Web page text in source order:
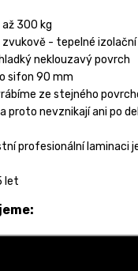
300 kg
zvukově - tepelné
neklouzavý povrch
sifon 90 mm
ze stejného
proto nevznikají ani po
profesionální laminaci
let